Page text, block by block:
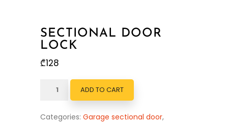
SECTIONAL DOOR
LOCK
₾128
რაოდენობა:
სექციური
ADD TO CART
Categories: Garage sectional door,